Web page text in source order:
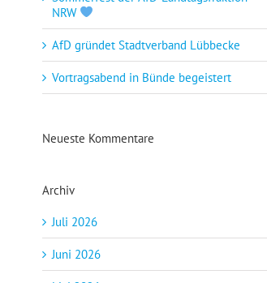
NRW
AfD gründet Stadtverband Lübbecke
Vortragsabend in Bünde begeistert
Neueste Kommentare
Archiv
Juli 2026
Juni 2026